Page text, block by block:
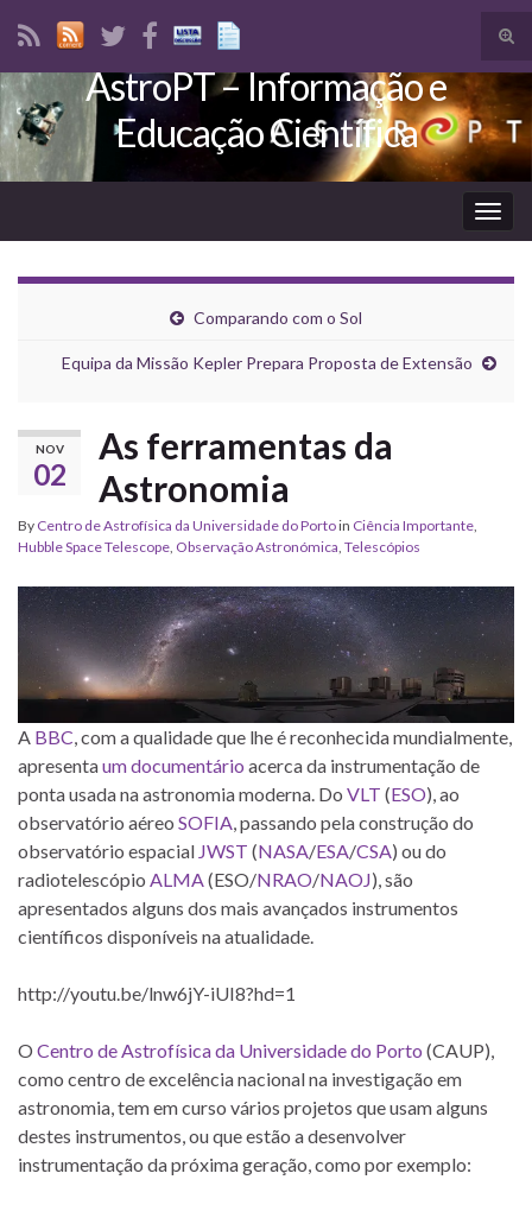
Search for:
AstroPT – Informação e
Educação Científica
Comparando com o Sol
Equipa da Missão Kepler Prepara Proposta de Extensão
NOV
02
As ferramentas da
Astronomia
By Centro de Astrofísica da Universidade do Portoin Ciência Importante,
Hubble Space Telescope, Observação Astronómica, Telescópios
A BBC , com a qualidade que lhe é reconhecida mundialmente,
apresentaum documentário acerca da instrumentação de
ponta usada na astronomia moderna. Do VLT (ESO), ao
observatório aéreo SOFIA , passando pela construção do
observatório espacial JWST (NASA/ESA/CSA) ou do
radiotelescópio ALMA (ESO/NRAO/NAOJ), são
apresentados alguns dos mais avançados instrumentos
científicos disponíveis na atualidade.
http://youtu.be/lnw6jY-iUI8?hd=1
O Centro de Astrofísica da Universidade do Porto (CAUP),
como centro de excelência nacional na investigação em
astronomia, tem em curso vários projetos que usam alguns
destes instrumentos, ou que estão a desenvolver
instrumentação da próxima geração, como por exemplo: